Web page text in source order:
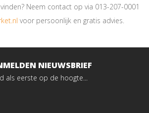
Neem contact op via 013-207-0001
voor persoonlijk en gratis advies.
NIEUWSBRIEF
als eerste op de hoogte...